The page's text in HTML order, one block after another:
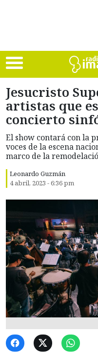
Jesucristo
artistas que
concierto
El show contará con la
voces de la escena
marco de la
Leonardo Guzmán
4 abril, 2023 - 6:36 pm